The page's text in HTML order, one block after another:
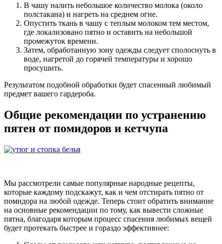
В чашу налить небольшое количество молока (около
полстакана) и нагреть на среднем огне.
Опустить ткань в чашу с теплым молоком тем местом,
где локализовано пятно и оставить на небольшой
промежуток времени.
Затем, обработанную зону одежды следует сполоснуть в
воде, нагретой до горячей температуры и хорошо
просушить.
Результатом подобной обработки будет спасенный любимый
предмет вашего гардероба.
Общие рекомендации по устранению
пятен от помидоров и кетчупа
Мы рассмотрели самые популярные народные рецепты,
которые каждому подскажут, как и чем отстирать пятно от
помидора на любой одежде. Теперь стоит обратить внимание
на основные рекомендации по тому, как вывести сложные
пятна, благодаря которым процесс спасения любимых вещей
будет протекать быстрее и гораздо эффективнее: